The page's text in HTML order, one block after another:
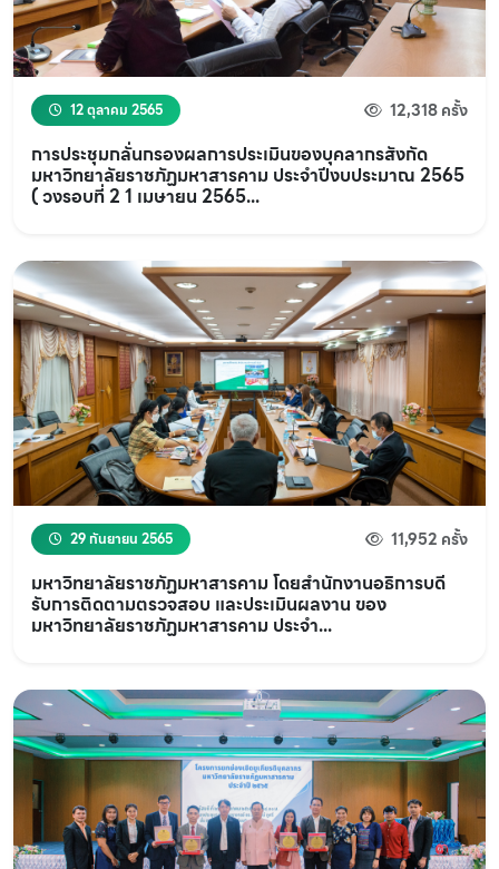
12 ตุลาคม 2565 12,318 ครั้ง
การประชุมกลั่นกรองผลการประเมินของบุคลากรสังกัด
มหาวิทยาลัยราชภัฏมหาสารคาม ประจำปีงบประมาณ 2565
( วงรอบที่ 2 1 เมษายน 2565...
29 กันยายน 2565 11,952 ครั้ง
มหาวิทยาลัยราชภัฏมหาสารคาม โดยสำนักงานอธิการบดี
รับการติดตามตรวจสอบ และประเมินผลงาน ของ
มหาวิทยาลัยราชภัฏมหาสารคาม ประจำ...